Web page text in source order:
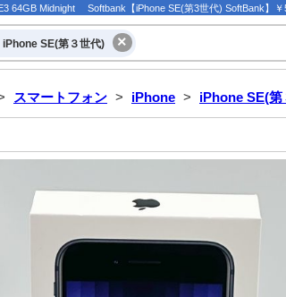
64GB Midnight Softbank【iPhone SE(第3世代) SoftBank】￥
iPhone SE(第３世代)
スマートフォン > iPhone > iPhone SE(第